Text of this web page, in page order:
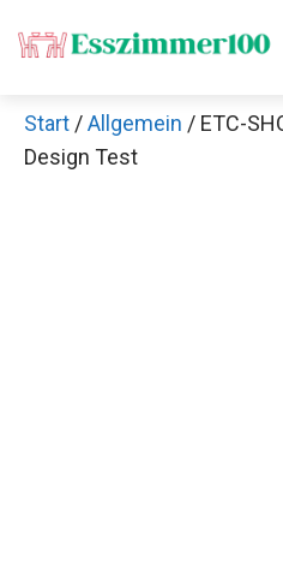
Inhalt
Start /Allgemein / ETC-
Design Test